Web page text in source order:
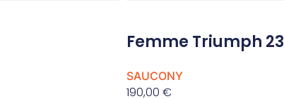
Femme Triumph 23
SAUCONY
190,00€